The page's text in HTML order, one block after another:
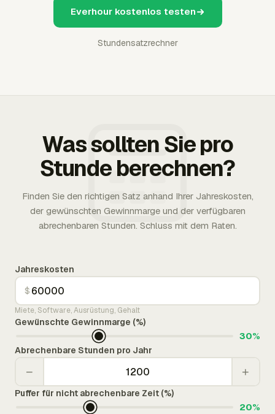
Everhour kostenlos testen
Stundensatzrechner
Was sollten Sie pro
Stunde berechnen?
Finden Sie den richtigen Satz anhand Ihrer Jahreskosten,
der gewünschten Gewinnmarge und der verfügbaren
abrechenbaren Stunden. Schluss mit dem Raten.
Jahreskosten
$
Miete, Software, Ausrüstung, Gehalt
Gewünschte Gewinnmarge (%)
30%
Abrechenbare Stunden pro Jahr
− +
Puffer für nicht abrechenbare Zeit (%)
20%